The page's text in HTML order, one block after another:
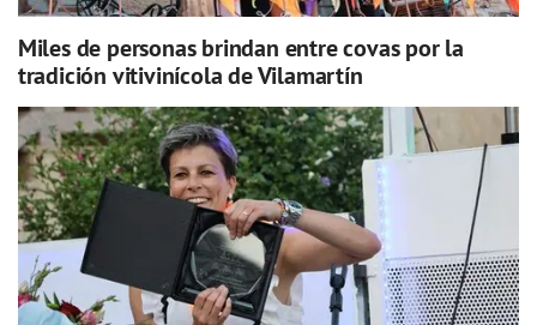
Miles de personas brindan entre covas por la
tradición vitivinícola de Vilamartín